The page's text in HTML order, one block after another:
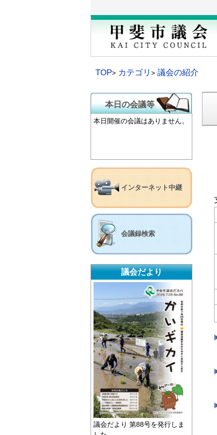
文
へ
TOP カテゴリ 議会の紹介
本日の会議等
本日開催の会議はありません。
インターネット中継
会議録検索
議会だより
議会だより 第88号を発行しま